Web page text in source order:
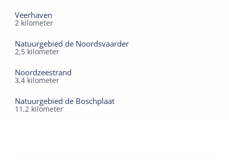
Veerhaven
2 kilometer
Natuurgebied de Noordsvaarder
2,5 kilometer
Noordzeestrand
3,4 kilometer
Natuurgebied de Boschplaat
11,2 kilometer